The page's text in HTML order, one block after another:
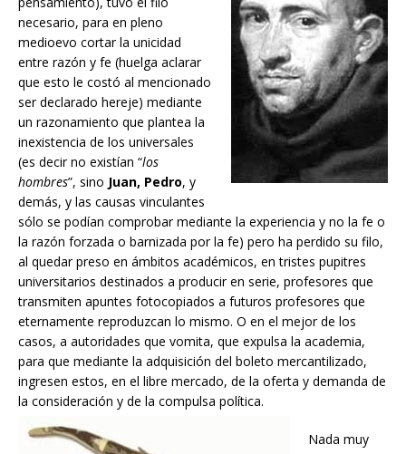
necesario, para en pleno
medioevo cortar la unicidad
entre razón y fe (huelga aclarar
que esto le costó al mencionado
ser declarado hereje) mediante
un razonamiento que plantea la
inexistencia de los universales
(es decir no existían “los
hombres”, sino Juan, Pedro, y
demás, y las causas vinculantes
sólo se podían comprobar mediante la experiencia y no la fe o
la razón forzada o barnizada por la fe) pero ha perdido su filo,
al quedar preso en ámbitos académicos, en tristes pupitres
universitarios destinados a producir en serie, profesores que
transmiten apuntes fotocopiados a futuros profesores que
eternamente reproduzcan lo mismo. O en el mejor de los
casos, a autoridades que vomita, que expulsa la academia,
para que mediante la adquisición del boleto mercantilizado,
ingresen estos, en el libre mercado, de la oferta y demanda de
la consideración y de la compulsa política.
Nada muy